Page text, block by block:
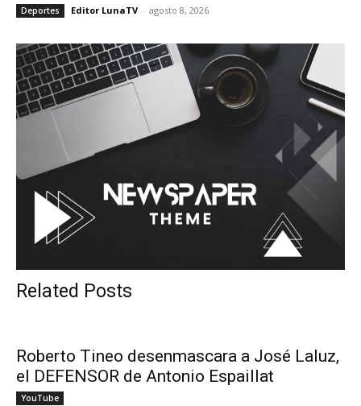
Deportes Editor LunaTV - agosto 8, 2026
Related Posts
Roberto Tineo desenmascara a José Laluz,
el DEFENSOR de Antonio Espaillat
YouTube